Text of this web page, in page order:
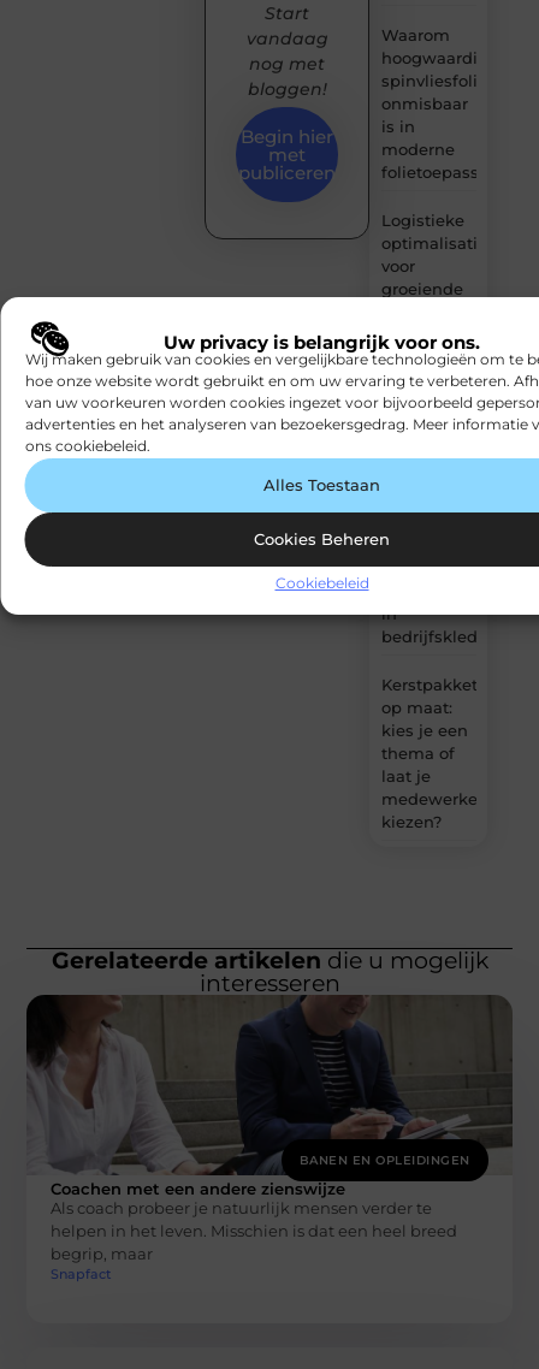
Uw privacy is belangrijk voor ons.
Wij maken gebruik van cookies en vergelijkbare technologieën om te
hoe onze website wordt gebruikt en om uw ervaring te verbeteren.
van uw voorkeuren worden cookies ingezet voor bijvoorbeeld
advertenties en het analyseren van bezoekersgedrag. Meer informatie
ons cookiebeleid.
Alles Toestaan
Cookies Beheren
Cookiebeleid
Waarom
hoogwaardige
spinvliesfolie
onmisbaar
is in
moderne
folietoepassingen
Logistieke
optimalisatie
voor
groeiende
De
specialist
op het
gebied van
Werkkleding
kopen als
in
bedrijfskleding
Kerstpakket
op maat:
kies je een
thema of
laat je
medewerkers
kiezen?
Start
vandaag
nog met
bloggen!
Begin hier
met
publiceren
Gerelateerde artikelen die u mogelijk
interesseren
BANEN EN OPLEIDINGEN
Coachen met een andere zienswijze
Als coach probeer je natuurlijk mensen verder te
helpen in het leven. Misschien is dat een heel breed
begrip, maar
Snapfact